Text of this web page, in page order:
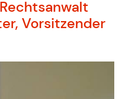
Vorsitzender